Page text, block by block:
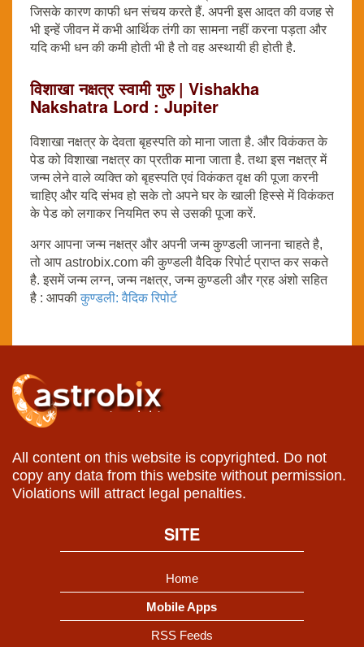
जिसके कारण काफी धन संचय करते हैं. अपनी इस आदत की वजह से
भी इन्हें जीवन में कभी आर्थिक तंगी का सामना नहीं करना पड़ता और
यदि कभी धन की कमी होती भी है तो वह अस्थायी ही होती है.
विशाखा नक्षत्र स्वामी गुरु | Vishakha
Nakshatra Lord : Jupiter
विशाखा नक्षत्र के देवता बृहस्पति को माना जाता है. और विकंकत के
पेड को विशाखा नक्षत्र का प्रतीक माना जाता है. तथा इस नक्षत्र में
जन्म लेने वाले व्यक्ति को बृहस्पति एवं विकंकत वृक्ष की पूजा करनी
चाहिए और यदि संभव हो सके तो अपने घर के खाली हिस्से में विकंकत
के पेड को लगाकर नियमित रुप से उसकी पूजा करें.
अगर आपना जन्म नक्षत्र और अपनी जन्म कुण्डली जानना चाहते है,
तो आप astrobix.com की कुण्डली वैदिक रिपोर्ट प्राप्त कर सकते
है. इसमें जन्म लग्न, जन्म नक्षत्र, जन्म कुण्डली और ग्रह अंशो सहित
है : आपकीकुण्डली: वैदिक रिपोर्ट
All content on this website is copyrighted. Do not
copy any data from this website without permission.
Violations will attract legal penalties.
SITE
Home
Mobile Apps
RSS Feeds